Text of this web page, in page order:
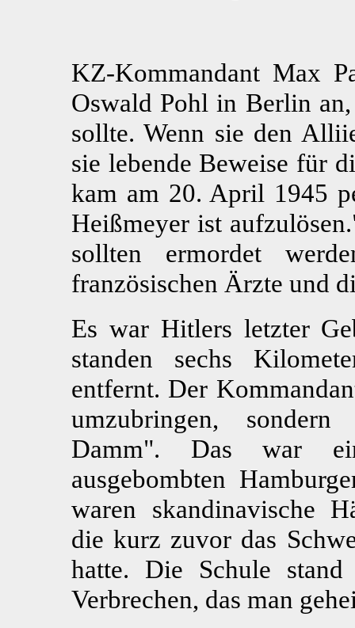
KZ-Kommandant Max
Oswald Pohl in Berlin
sollte. Wenn sie den
sie lebende Beweise für
kam am 20. April 1945
Heißmeyer ist
sollten ermordet
französischen Ärzte und
Es war Hitlers letzter
standen sechs
entfernt. Der
umzubringen,
Damm". Das war
ausgebombten
waren skandinavische
die kurz zuvor das
hatte. Die Schule
Verbrechen, das man